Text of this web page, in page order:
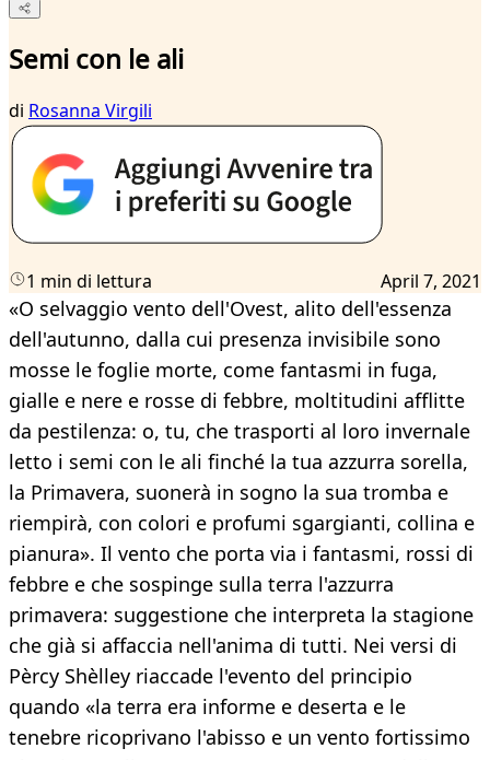
Semi con le ali
di Rosanna Virgili
1 min di lettura April 7, 2021
«O selvaggio vento dell'Ovest, alito dell'essenza
dell'autunno, dalla cui presenza invisibile sono
mosse le foglie morte, come fantasmi in fuga,
gialle e nere e rosse di febbre, moltitudini afflitte
da pestilenza: o, tu, che trasporti al loro invernale
letto i semi con le ali finché la tua azzurra sorella,
la Primavera, suonerà in sogno la sua tromba e
riempirà, con colori e profumi sgargianti, collina e
pianura». Il vento che porta via i fantasmi, rossi di
febbre e che sospinge sulla terra l'azzurra
primavera: suggestione che interpreta la stagione
che già si affaccia nell'anima di tutti. Nei versi di
Pèrcy Shèlley riaccade l'evento del principio
quando «la terra era informe e deserta e le
tenebre ricoprivano l'abisso e un vento fortissimo